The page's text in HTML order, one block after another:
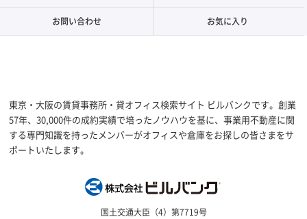
お問い合わせ お気に入り
東京・大阪の賃貸事務所・貸オフィス検索サイト ビルバンクです。創業
57年、30,000件の成約実績で培ったノウハウを基に、事業用不動産に関
する専門知識を持ったメンバーがオフィスや倉庫をお探しの皆さまをサ
ポートいたします。
国土交通大臣（4）第7719号